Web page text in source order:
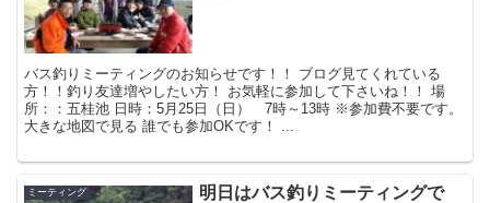
バス釣りミーティングのお知らせです！！ ブログ見てくれている
方！！釣り友達増やしたい方！ お気軽に参加して下さいね！！ 場
所：：五桂池 日時：5月25日（日） 7時～13時 ※参加費不要です。
大きな地図で見る 誰でも参加OKです！ ...
ミーティング
明日はバス釣りミーティングで